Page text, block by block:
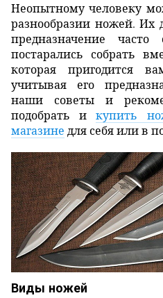
Неопытному человеку
разнообразии ножей. Их
предназначение
постарались собрать
которая пригодится
учитывая его
наши советы и
подобрать икупить
магазине для себя или в
Виды ножей